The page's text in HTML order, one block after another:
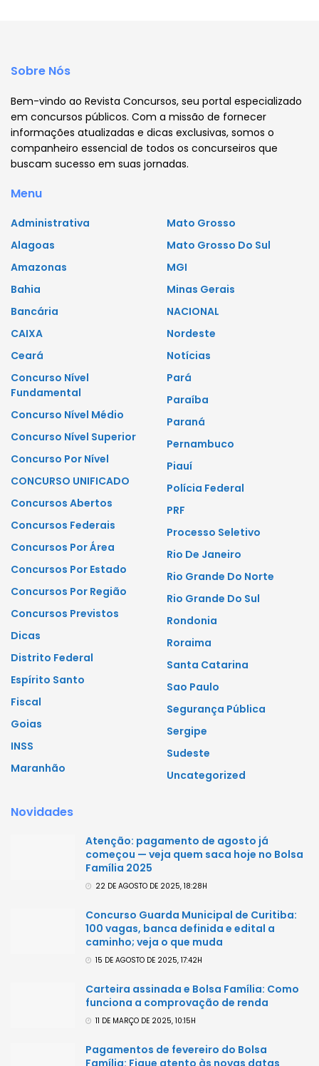
Sobre Nós
Bem-vindo ao Revista Concursos, seu portal especializado
em concursos públicos. Com a missão de fornecer
informações atualizadas e dicas exclusivas, somos o
companheiro essencial de todos os concurseiros que
buscam sucesso em suas jornadas.
Menu
Administrativa
Alagoas
Amazonas
Bahia
Bancária
CAIXA
Ceará
Concurso Nível
Fundamental
Concurso Nível Médio
Concurso Nível Superior
Concurso Por Nível
CONCURSO UNIFICADO
Concursos Abertos
Concursos Federais
Concursos Por Área
Concursos Por Estado
Concursos Por Região
Concursos Previstos
Dicas
Distrito Federal
Espírito Santo
Fiscal
Goias
INSS
Maranhão
Mato Grosso
Mato Grosso Do Sul
MGI
Minas Gerais
NACIONAL
Nordeste
Notícias
Pará
Paraíba
Paraná
Pernambuco
Piauí
Polícia Federal
PRF
Processo Seletivo
Rio De Janeiro
Rio Grande Do Norte
Rio Grande Do Sul
Rondonia
Roraima
Santa Catarina
Sao Paulo
Segurança Pública
Sergipe
Sudeste
Uncategorized
Novidades
Atenção: pagamento de agosto já
começou — veja quem saca hoje no Bolsa
Família 2025
22 DE AGOSTO DE 2025, 18:28H
Concurso Guarda Municipal de Curitiba:
100 vagas, banca definida e edital a
caminho; veja o que muda
15 DE AGOSTO DE 2025, 17:42H
Carteira assinada e Bolsa Família: Como
funciona a comprovação de renda
11 DE MARÇO DE 2025, 10:15H
Pagamentos de fevereiro do Bolsa
Família: Fique atento às novas datas